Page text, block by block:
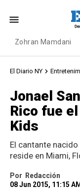
Zohran Mamdani
El Diario NY
Jonael
Rico fue
Kids
El cantante
reside en Miami,
Por
Redacción
08 Jun 2015, 11:15